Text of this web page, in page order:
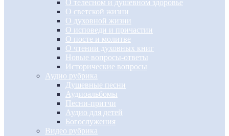
О телесном и душевном здоровье
О светской жизни
О духовной жизни
О исповеди и причастии
О посте и молитве
О чтении духовных книг
Новые вопросы-ответы
Исторические вопросы
Аудио рубрика
Душевные песни
Аудиоальбомы
Песни-притчи
Аудио для детей
Богослужения
Видео рубрика